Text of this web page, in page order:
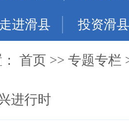
走进滑县 投资滑县
首页 >> 专题专栏
进行时